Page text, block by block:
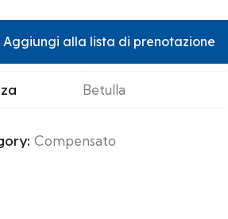
Aggiungi alla lista di prenotazione
Betulla
Compensato